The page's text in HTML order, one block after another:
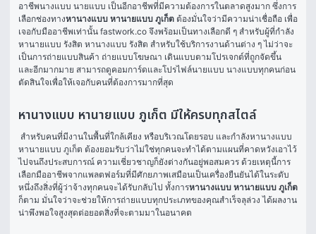
อาชีพนางแบบ นายแบบ เป็นอีกอาชีพที่มีความต้องการในตลาดสูงมาก ซึ่งการ
เลือกช่องทางหานางแบบ หานายแบบ ภูเก็ต ต้องมั่นใจว่ามีความน่าเชื่อถือ เพื่อ
เจอกับมืออาชีพเท่านั้น fastwork.co จึงพร้อมเป็นทางเลือกดี ๆ สำหรับผู้ที่กำลัง
หานายแบบ รังสิต หานางแบบ รังสิต สำหรับใช้บริการงานด้านต่าง ๆ ไม่ว่าจะ
เป็นการถ่ายแบบสินค้า ถ่ายแบบโฆษณา เดินแบบตามโปรเจกต์ที่ถูกจัดขึ้น
และอีกมากมาย สามารถดูคอมการ์ดและโปรไฟล์นายแบบ นางแบบทุกคนก่อน
ตัดสินใจเพื่อให้เจอกับคนที่ต้องการมากที่สุด
หานางแบบ หานายแบบ ภูเก็ต มีให้ครบทุกสไตล์
สำหรับคนที่มีงานในพื้นที่ใกล้เคียง หรือบริเวณโดยรอบ และกำลังหานางแบบ
หานายแบบ ภูเก็ต ต้องยอมรับว่าไม่ใช่ทุกคนจะทำได้ตามแผนที่คาดหวังเอาไว้
ไปจนถึงประสบการณ์ ความเชี่ยวชาญก็ยังต่างกันอยู่พอสมควร ด้วยเหตุนี้การ
เลือกมืออาชีพจากแพลตฟอร์มที่มีศักยภาพเสมือนเป็นเครื่องยืนยันได้ในระดับ
หนึ่งถึงสิ่งที่ผู้ว่าจ้างทุกคนจะได้รับกลับไป ทั้งการหานางแบบ หานายแบบ ภูเก็ต
ก็ตาม มั่นใจว่าจะช่วยให้การถ่ายแบบทุกประเภทของคุณสำเร็จลุล่วง ได้ผลงาน
น่าพึงพอใจสูงสุดต่อยอดสิ่งที่จะตามมาในอนาคต